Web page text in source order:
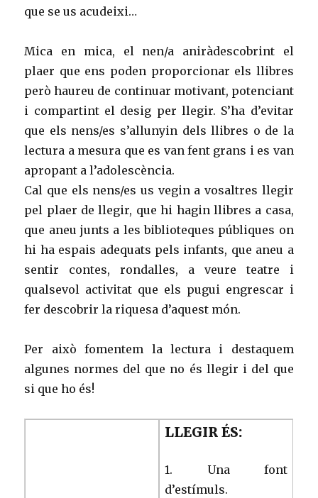
que se us acudeixi…
Mica en mica, el nen/a aniràdescobrint el
plaer que ens poden proporcionar els llibres
però haureu de continuar motivant, potenciant
i compartint el desig per llegir. S’ha d’evitar
que els nens/es s’allunyin dels llibres o de la
lectura a mesura que es van fent grans i es van
apropant a l’adolescència.
Cal que els nens/es us vegin a vosaltres llegir
pel plaer de llegir, que hi hagin llibres a casa,
que aneu junts a les biblioteques públiques on
hi ha espais adequats pels infants, que aneu a
sentir contes, rondalles, a veure teatre i
qualsevol activitat que els pugui engrescar i
fer descobrir la riquesa d’aquest món.
Per això fomentem la lectura i destaquem
algunes normes del que no és llegir i del que
si que ho és!
LLEGIR ÉS:
1. Una font
d’estímuls.